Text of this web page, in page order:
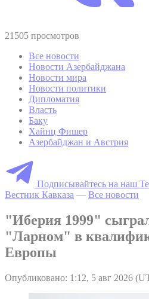
21505 просмотров
Все новости
Новости Азербайджана
Новости мира
Новости политики
Дипломатия
Власть
Баку
Хайнц Фишер
Азербайджан и Австрия
Подписывайтесь на наш
Вестник Кавказа — Все новости
"Иберия 1999"
"Ларном" в
Европы
Опубликовано: 1:12, 5 авг 2026